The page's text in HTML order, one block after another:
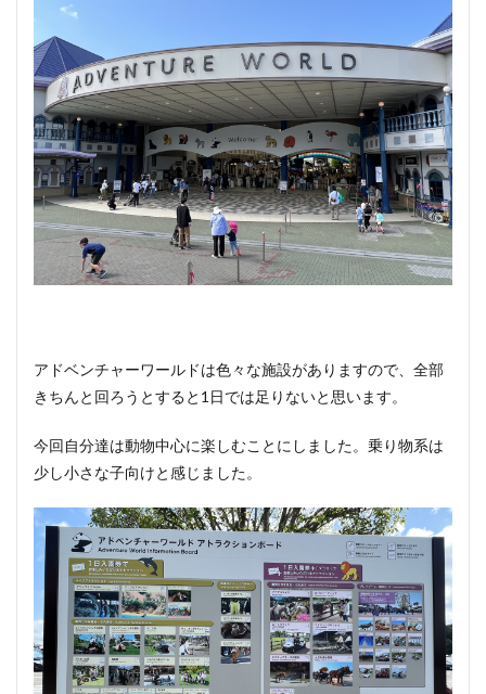
アドベンチャーワールドは色々な施設がありますので、全部
きちんと回ろうとすると1日では足りないと思います。
今回自分達は動物中心に楽しむことにしました。乗り物系は
少し小さな子向けと感じました。